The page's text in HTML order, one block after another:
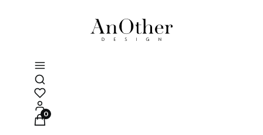
Otwórz wyszukiwarkę
Produkty w koszyku: 0. Zobacz szczegóły